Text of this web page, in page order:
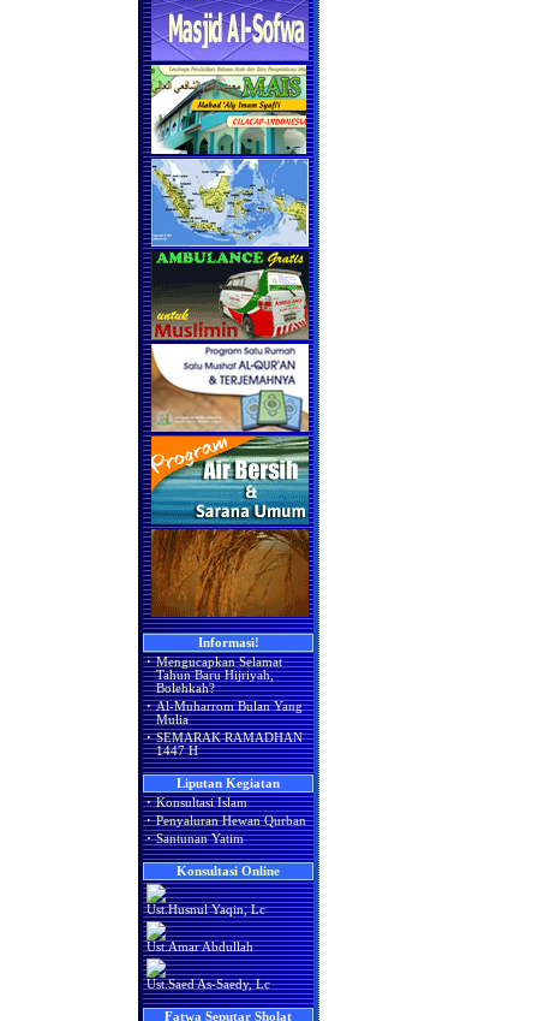
Informasi!
· Mengucapkan Selamat
Tahun Baru Hijriyah,
Bolehkah?
· Al-Muharrom Bulan Yang
Mulia
· SEMARAK RAMADHAN
1447 H
Liputan Kegiatan
· Konsultasi Islam
· Penyaluran Hewan Qurban
· Santunan Yatim
Konsultasi Online
Ust.Husnul Yaqin, Lc
Ust.Amar Abdullah
Ust.Saed As-Saedy, Lc
Fatwa Seputar Sholat